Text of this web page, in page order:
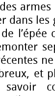
dans les
l’épée
et